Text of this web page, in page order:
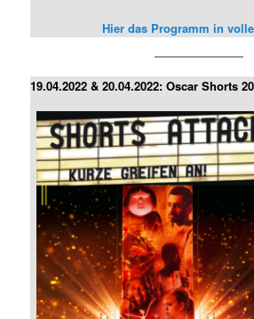
Hier das Programm in
19.04.2022 & 20.04.2022: Oscar Shorts